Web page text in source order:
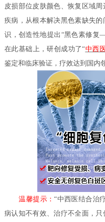
皮损部位皮肤颜色、恢复区域
疾病，从根本解决黑色素缺失
识，创造性地提出“黑色素修
在此基础上，研创成功了“中西
鉴定和临床验证，疗效达到国内
温馨提示：“中西医结合治
病认知不有效、治疗不全面，